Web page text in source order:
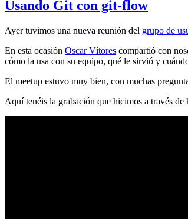
Usando Git con git-flow
Ayer tuvimos una nueva reunión del grupo de
En esta ocasión Oscar Vítores compartió con
cómo la usa con su equipo, qué le sirvió y
El meetup estuvo muy bien, con muchas
Aquí tenéis la grabación que hicimos a través de